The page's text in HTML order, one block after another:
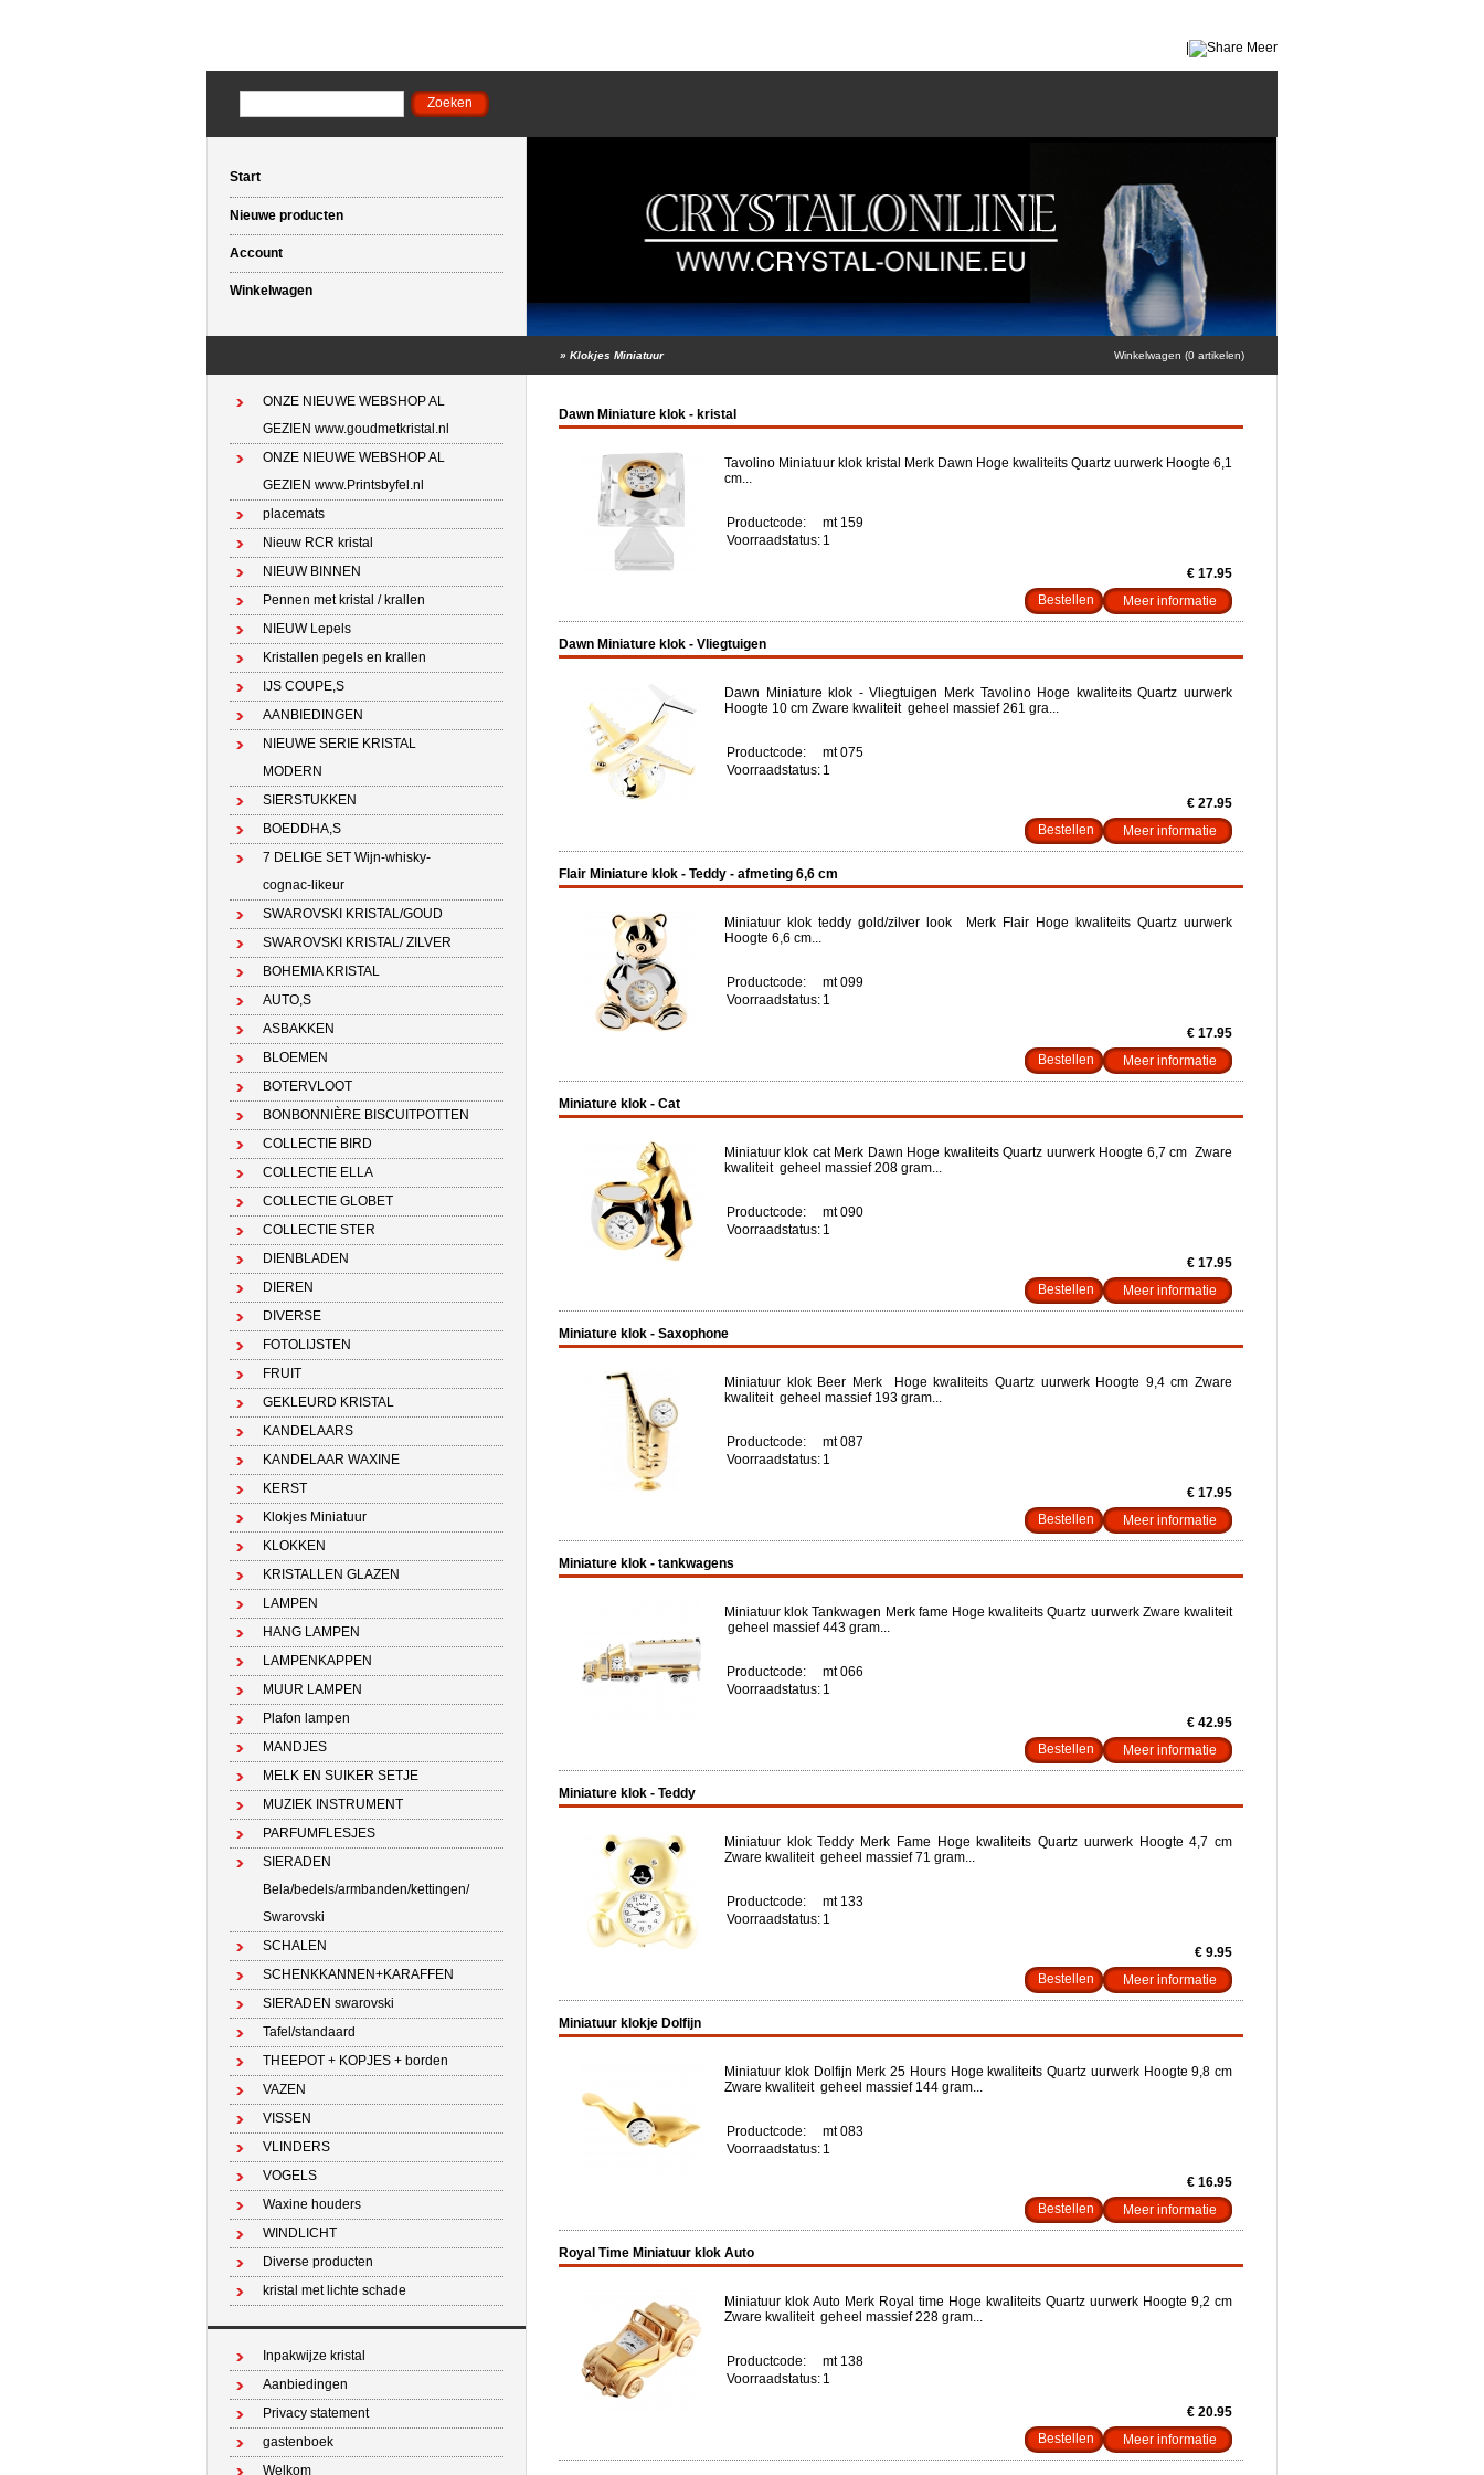
Meer
Start
Nieuwe producten
Account
Winkelwagen
» Klokjes Miniatuur Winkelwagen (0 artikelen)
ONZE NIEUWE WEBSHOP AL
GEZIEN www.goudmetkristal.nl
ONZE NIEUWE WEBSHOP AL
GEZIEN www.Printsbyfel.nl
placemats
Nieuw RCR kristal
NIEUW BINNEN
Pennen met kristal / krallen
NIEUW Lepels
Kristallen pegels en krallen
IJS COUPE,S
AANBIEDINGEN
NIEUWE SERIE KRISTAL
MODERN
SIERSTUKKEN
BOEDDHA,S
7 DELIGE SET Wijn-whisky-
cognac-likeur
SWAROVSKI KRISTAL/GOUD
SWAROVSKI KRISTAL/ ZILVER
BOHEMIA KRISTAL
AUTO,S
ASBAKKEN
BLOEMEN
BOTERVLOOT
BONBONNIÈRE BISCUITPOTTEN
COLLECTIE BIRD
COLLECTIE ELLA
COLLECTIE GLOBET
COLLECTIE STER
DIENBLADEN
DIEREN
DIVERSE
FOTOLIJSTEN
FRUIT
GEKLEURD KRISTAL
KANDELAARS
KANDELAAR WAXINE
KERST
Klokjes Miniatuur
KLOKKEN
KRISTALLEN GLAZEN
LAMPEN
HANG LAMPEN
LAMPENKAPPEN
MUUR LAMPEN
Plafon lampen
MANDJES
MELK EN SUIKER SETJE
MUZIEK INSTRUMENT
PARFUMFLESJES
SIERADEN
Bela/bedels/armbanden/kettingen/
Swarovski
SCHALEN
SCHENKKANNEN+KARAFFEN
SIERADEN swarovski
Tafel/standaard
THEEPOT + KOPJES + borden
VAZEN
VISSEN
VLINDERS
VOGELS
Waxine houders
WINDLICHT
Diverse producten
kristal met lichte schade
Inpakwijze kristal
Aanbiedingen
Privacy statement
gastenboek
Welkom
Dawn Miniature klok - kristal
Tavolino Miniatuur klok kristal Merk Dawn Hoge kwaliteits Quartz uurwerk Hoogte 6,1
cm...
Productcode:
mt 159
Voorraadstatus: 1
€ 17.95
Meer informatie
Dawn Miniature klok - Vliegtuigen
Dawn Miniature klok - Vliegtuigen Merk Tavolino Hoge kwaliteits Quartz uurwerk
Hoogte 10 cm Zware kwaliteit geheel massief 261 gra...
Productcode:
mt 075
Voorraadstatus: 1
€ 27.95
Meer informatie
Flair Miniature klok - Teddy - afmeting 6,6 cm
Miniatuur klok teddy gold/zilver look Merk Flair Hoge kwaliteits Quartz uurwerk
Hoogte 6,6 cm...
Productcode:
mt 099
Voorraadstatus: 1
€ 17.95
Meer informatie
Miniature klok - Cat
Miniatuur klok cat Merk Dawn Hoge kwaliteits Quartz uurwerk Hoogte 6,7 cm Zware
kwaliteit geheel massief 208 gram...
Productcode:
mt 090
Voorraadstatus: 1
€ 17.95
Meer informatie
Miniature klok - Saxophone
Miniatuur klok Beer Merk Hoge kwaliteits Quartz uurwerk Hoogte 9,4 cm Zware
kwaliteit geheel massief 193 gram...
Productcode:
mt 087
Voorraadstatus: 1
€ 17.95
Meer informatie
Miniature klok - tankwagens
Miniatuur klok Tankwagen Merk fame Hoge kwaliteits Quartz uurwerk Zware kwaliteit
geheel massief 443 gram...
Productcode:
mt 066
Voorraadstatus: 1
€ 42.95
Meer informatie
Miniature klok - Teddy
Miniatuur klok Teddy Merk Fame Hoge kwaliteits Quartz uurwerk Hoogte 4,7 cm
Zware kwaliteit geheel massief 71 gram...
Productcode:
mt 133
Voorraadstatus: 1
€ 9.95
Meer informatie
Miniatuur klokje Dolfijn
Miniatuur klok Dolfijn Merk 25 Hours Hoge kwaliteits Quartz uurwerk Hoogte 9,8 cm
Zware kwaliteit geheel massief 144 gram...
Productcode:
mt 083
Voorraadstatus: 1
€ 16.95
Meer informatie
Royal Time Miniatuur klok Auto
Miniatuur klok Auto Merk Royal time Hoge kwaliteits Quartz uurwerk Hoogte 9,2 cm
Zware kwaliteit geheel massief 228 gram...
Productcode:
mt 138
Voorraadstatus: 1
€ 20.95
Meer informatie